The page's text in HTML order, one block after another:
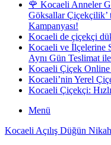
🌹 Kocaeli Anneler
Göksallar Çiçekçilik’
Kampanyası!
Kocaeli de çiçekçi
Kocaeli ve İlçelerine
Aynı Gün Teslimat
Kocaeli Çiçek
Kocaeli’nin Yerel
Kocaeli Çiçekçi:
Menü
Kocaeli Açılış Düğün